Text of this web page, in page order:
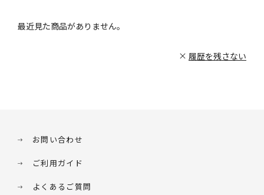
最近見た商品がありません。
履歴を残さない
お問い合わせ
ご利用ガイド
よくあるご質問